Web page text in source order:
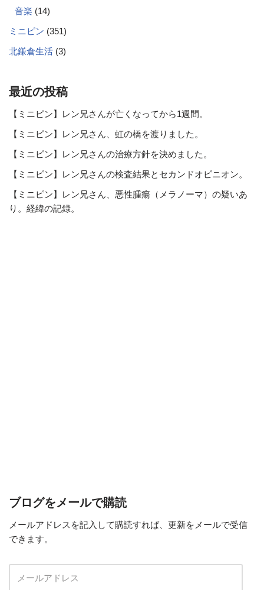
音楽 (14)
ミニピン (351)
北鎌倉生活 (3)
最近の投稿
【ミニピン】レン兄さんが亡くなってから1週間。
【ミニピン】レン兄さん、虹の橋を渡りました。
【ミニピン】レン兄さんの治療方針を決めました。
【ミニピン】レン兄さんの検査結果とセカンドオピニオン。
【ミニピン】レン兄さん、悪性腫瘍（メラノーマ）の疑いあ
り。経緯の記録。
ブログをメールで購読
メールアドレスを記入して購読すれば、更新をメールで受信
できます。